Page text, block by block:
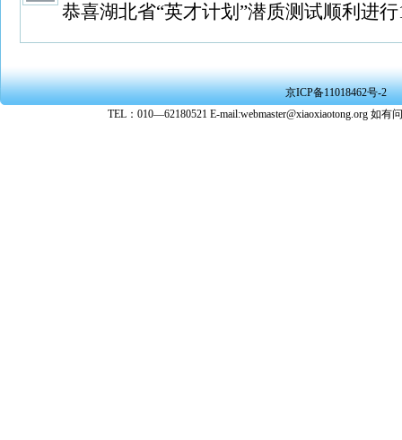
恭喜湖北省“英才计划”潜质测试顺利进行
京ICP备11018462号-2
TEL：010—62180521 E-mail:webmaster@xiaoxiaotong.org 如